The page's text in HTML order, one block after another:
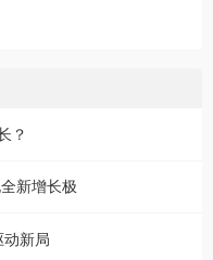
？
新增长极
动新局